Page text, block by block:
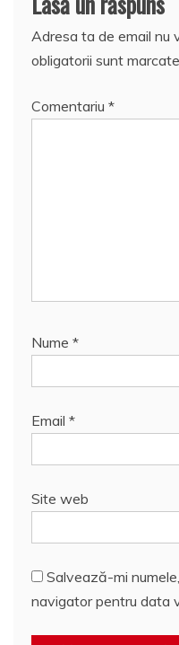
Adresa ta de email nu
obligatorii sunt
Comentariu *
Nume *
Email *
Site web
Salvează-mi
navigator pentru data